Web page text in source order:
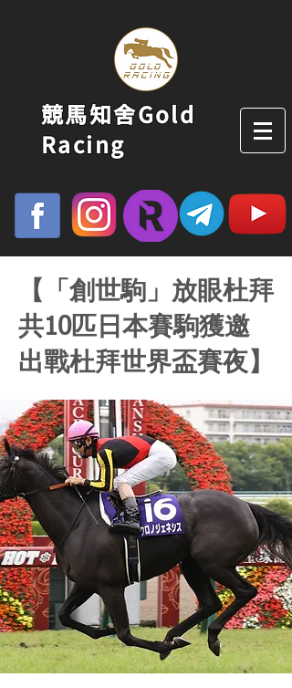
競馬知舍Gold
Racing
【「創世駒」放眼杜拜
共10匹日本賽駒獲邀
出戰杜拜世界盃賽夜】